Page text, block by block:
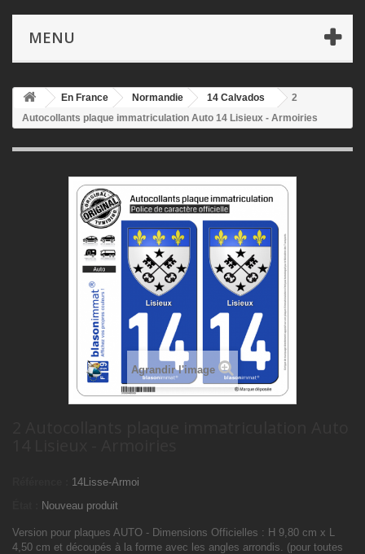
MENU
En France Normandie 14 Calvados
2
Autocollants plaque immatriculation Auto 14 Lisieux - Armoiries
Agrandir l'image
14Lisse-Armoi
Nouveau produit
Version pour plaques AUTO - Dimensions Officielles : H 9,80 cm x L
4,50 cm et découpés à la forme avec les angles arrondis. (pour toutes